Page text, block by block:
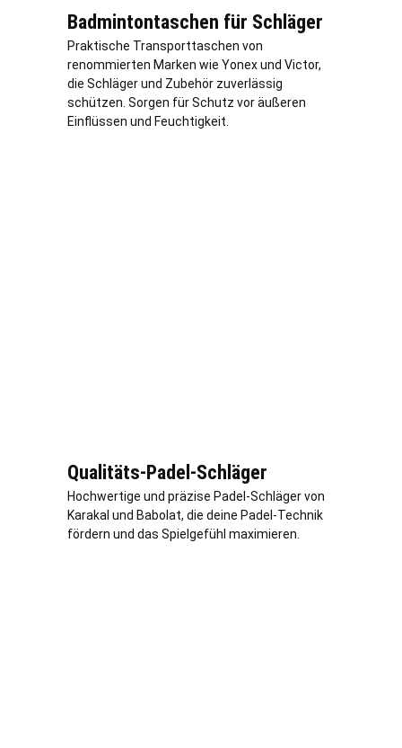
Badmintontaschen für Schläger
Praktische Transporttaschen von
renommierten Marken wie Yonex und Victor,
die Schläger und Zubehör zuverlässig
schützen. Sorgen für Schutz vor äußeren
Einflüssen und Feuchtigkeit.
Qualitäts-Padel-Schläger
Hochwertige und präzise Padel-Schläger von
Karakal und Babolat, die deine Padel-Technik
fördern und das Spielgefühl maximieren.